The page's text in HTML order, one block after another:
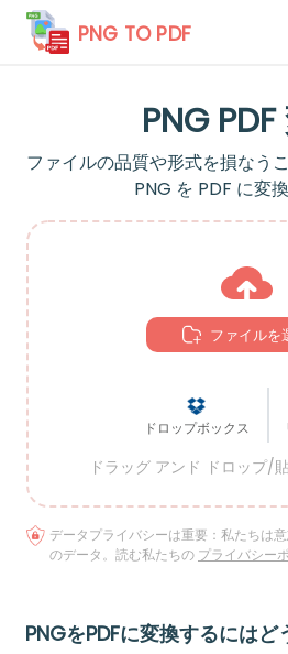
PNG TO PDF
PNG
ファイルの品質や形式を損なう
PNG を PDF に変換
ファイルを
ドロップボックス
ドラッグ アンド ドロップ/
データプライバシーは重要：私たちは
のデータ。読む私たちの プライバシー
PNGをPDFに変換するには